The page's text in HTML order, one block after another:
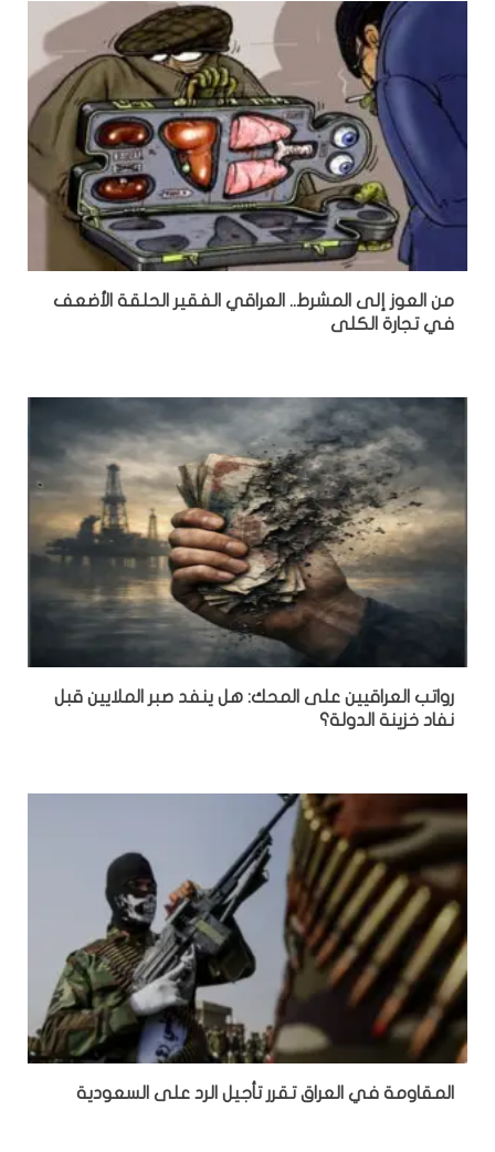
من العوز إلى المشرط.. العراقي الفقير الحلقة الأضعف
في تجارة الكلى
رواتب العراقيين على المحك: هل ينفد صبر الملايين قبل
نفاد خزينة الدولة؟
المقاومة في العراق تقرر تأجيل الرد على السعودية